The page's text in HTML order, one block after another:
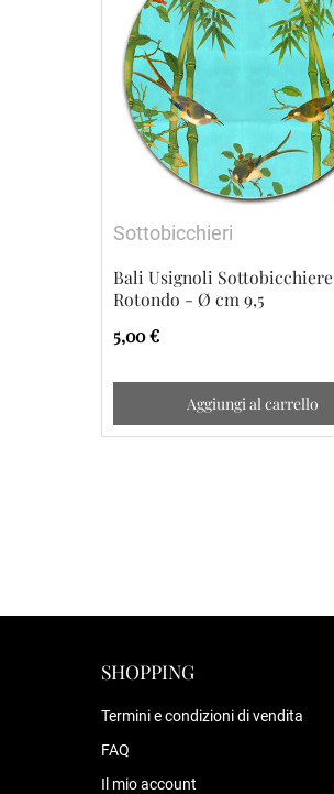
Sottobicchieri
Bali Usignoli Sottobicchiere
Rotondo - Ø cm 9,5
5,00 €
Aggiungi al carrello
SHOPPING
Termini e condizioni di vendita
FAQ
Il mio account